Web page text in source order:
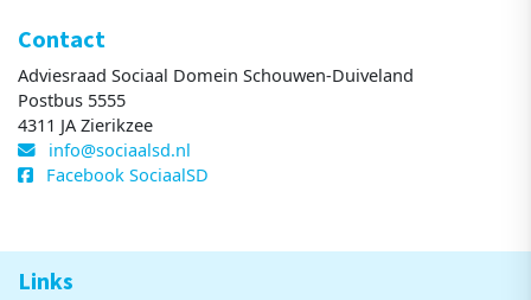
Contact
Adviesraad Sociaal Domein Schouwen-Duiveland
Postbus 5555
4311 JA Zierikzee
info@sociaalsd.nl
Facebook SociaalSD
Links